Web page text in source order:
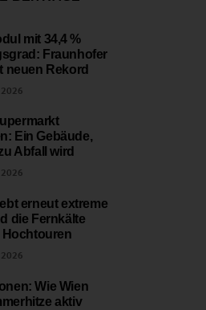
mit 34,4 %
Fraunhofer
neuen Rekord
2026
Ein Gebäude,
Abfall wird
2026
erneut extreme
die Fernkälte
Hochtouren
2026
Wie Wien
aktiv